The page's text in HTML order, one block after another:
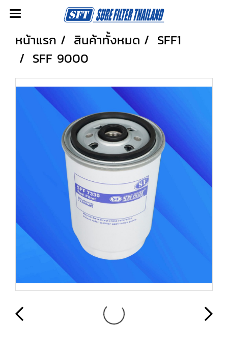
หน้าแรก สินค้าทั้งหมด
SFF1
SFF 9000